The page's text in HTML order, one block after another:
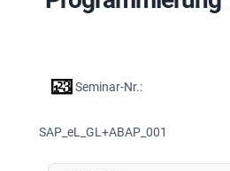
Seminar-Nr.:
SAP_eL_GL+ABAP_001